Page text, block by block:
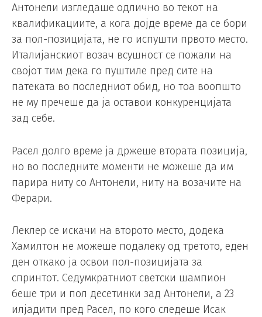
Антонели изгледаше одлично во текот на
квалификациите, а кога дојде време да се бори
за пол-позицијата, не го испушти првото место.
Италијанскиот возач всушност се пожали на
својот тим дека го пуштиле пред сите на
патеката во последниот обид, но тоа воопшто
не му пречеше да ја оставои конкуренцијата
зад себе.
Расел долго време ја држеше втората позиција,
но во последните моменти не можеше да им
парира ниту со Антонели, ниту на возачите на
Ферари.
Леклер се искачи на второто место, додека
Хамилтон не можеше подалеку од третото, еден
ден откако ја освои пол-позицијата за
спринтот. Седумкратниот светски шампион
беше три и пол десетинки зад Антонели, а 23
илјадити пред Расел, по кого следеше Исак